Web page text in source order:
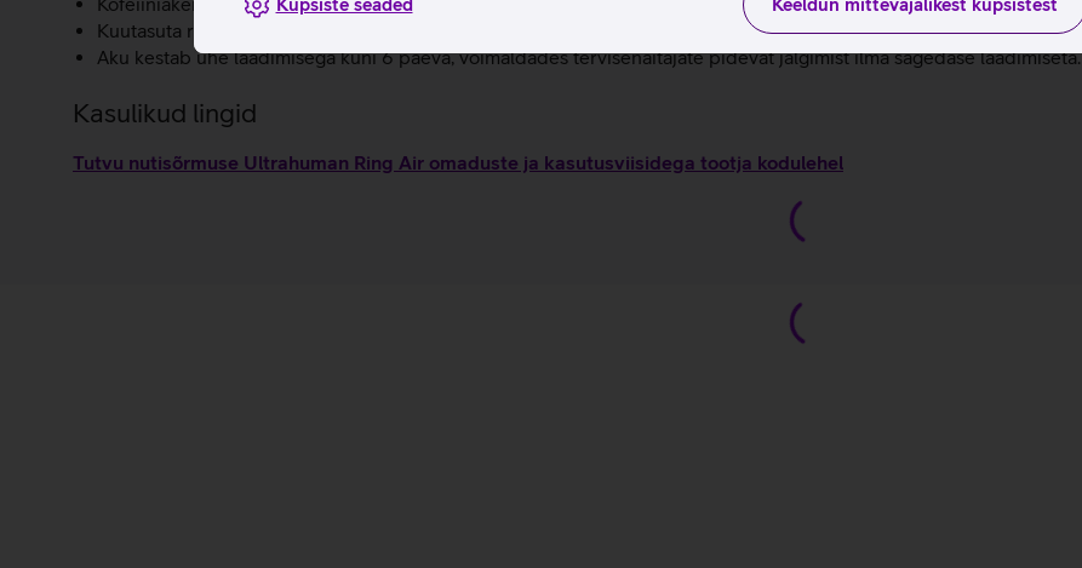
Keeldun mittevajalikest küpsistest
Küpsiste seaded
Kuutasuta rakendus: Ultrahumani detailne äpp ja kõik terviseandmed on kasutatavad ilma igasuguse kuutasuta.
Aku kestab ühe laadimisega kuni 6 päeva, võimaldades tervisenäitajate pidevat jälgimist ilma sagedase laadimiseta.
Kasulikud lingid
Tutvu nutisõrmuse Ultrahuman Ring Air omaduste ja kasutusviisidega tootja kodulehel